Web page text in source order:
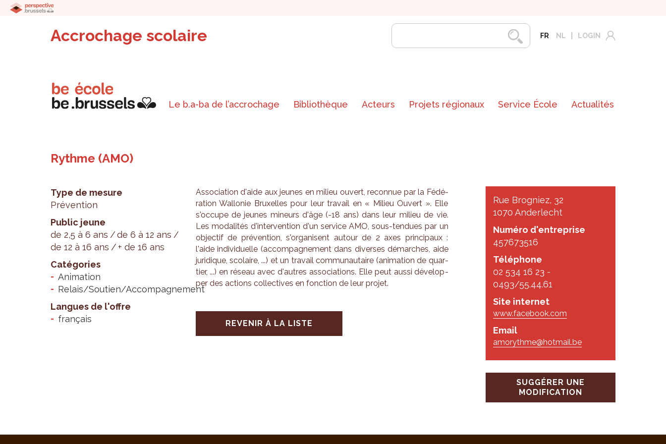
Accrochage scolaire FR NL LOGIN
Le b.a-ba de l’accrochage Bibliothèque Acteurs Projets régionaux Service École Actualités
Rythme (AMO)
Type de mesure
Prévention
Public jeune
de 2,5 à 6 ans
de 6 à 12 ans
de 12 à 16 ans
+ de 16 ans
Catégories
Animation
Relais/Soutien/Accompagnement
Langues de l'offre
français
Rue Brogniez, 32
1070 Anderlecht
Numéro d'entreprise
457673516
Téléphone
02 534 16 23 -
0493/55.44.61
Site internet
www.facebook.com
Email
amorythme@hotmail.be
SUGGÉRER UNE
MODIFICATION
Asso­cia­tion d'aide aux jeunes en milieu ouvert, recon­nue par la Fédé­
ra­tion Wal­lo­nie Bruxelles pour leur tra­vail en « Milieu Ouvert ». Elle
s'oc­cupe de jeunes mineurs d'âge (-18 ans) dans leur milieu de vie.
Les moda­li­tés d'in­ter­ven­tion d'un ser­vice AMO, sous-ten­dues par un
objec­tif de pré­ven­tion, s'or­ga­nisent autour de 2 axes prin­ci­paux :
l'aide indi­vi­duelle (accom­pa­gne­ment dans diverses démarches, aide
juri­dique, sco­laire, ...) et un tra­vail com­mu­nau­taire (ani­ma­tion de quar­
tier, ...) en réseau avec d'autres asso­cia­tions. Elle peut aussi déve­lop­
per des actions col­lec­tives en fonc­tion de leur pro­jet.
REVENIR À LA LISTE